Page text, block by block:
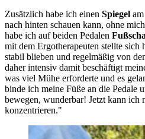
Zusätzlich habe ich einen Spiegel
nach hinten schauen kann, ohne
habe ich auf beiden Pedalen
mit dem Ergotherapeuten stellte sich
stabil blieben und regelmäßig von
daher intensiv damit beschäftigt
was viel Mühe erforderte und es
binde ich meine Füße an die Pedale
bewegen, wunderbar! Jetzt kann ich
konzentrieren."